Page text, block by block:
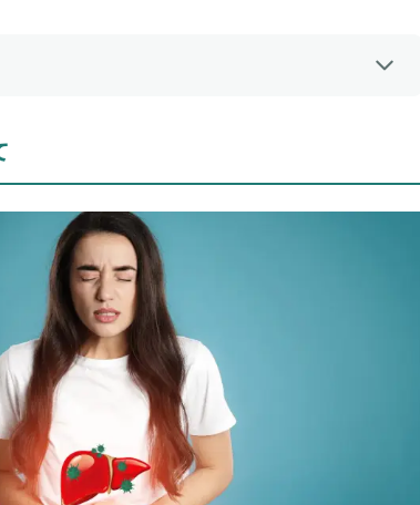
の進行予防や治療に役立つ可能性
スによる肝臓へのダメージ予防効果を持つ？
に役立つ？
入とウイルス性肝炎